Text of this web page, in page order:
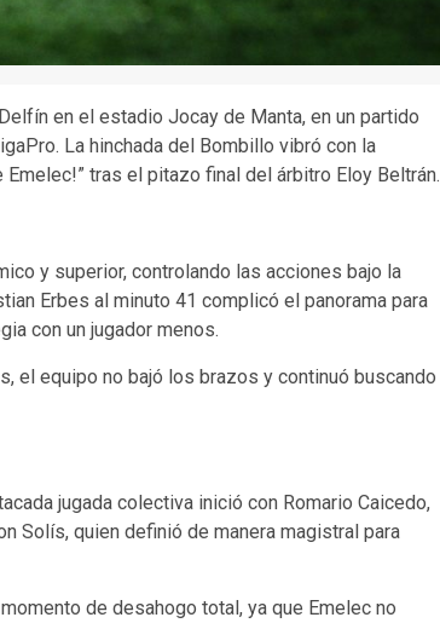
en el estadio Jocay de Manta, en un partido
La hinchada del Bombillo vibró con la
tras el pitazo final del árbitro Eloy Beltrán.
y superior, controlando las acciones bajo la
Erbes al minuto 41 complicó el panorama para
con un jugador menos.
el equipo no bajó los brazos y continuó buscando
jugada colectiva inició con Romario Caicedo,
Solís, quien definió de manera magistral para
de desahogo total, ya que Emelec no